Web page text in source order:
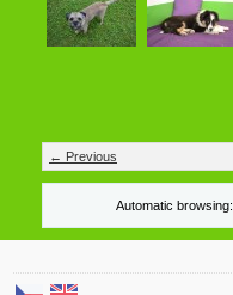
← Previous
Automatic browsing: